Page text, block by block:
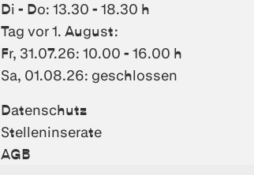
Di - Do: 13.30 - 18.30 h
Tag vor 1. August:
Fr, 31.07.26: 10.00 - 16.00 h
Sa, 01.08.26: geschlossen
Datenschutz
Stelleninserate
AGB